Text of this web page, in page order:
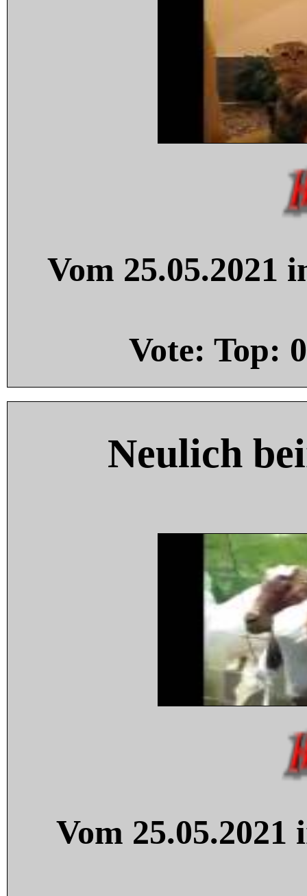
Vom 25.05.2021
Vote: Top: 0
Neulich
Vom